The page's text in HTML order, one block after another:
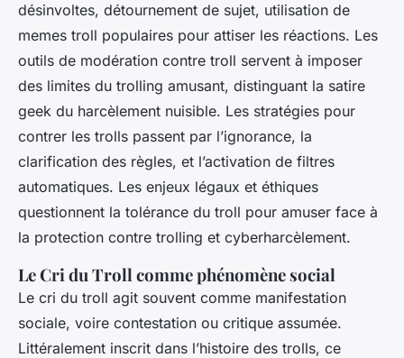
désinvoltes, détournement de sujet, utilisation de
memes troll populaires pour attiser les réactions. Les
outils de modération contre troll servent à imposer
des limites du trolling amusant, distinguant la satire
geek du harcèlement nuisible. Les stratégies pour
contrer les trolls passent par l’ignorance, la
clarification des règles, et l’activation de filtres
automatiques. Les enjeux légaux et éthiques
questionnent la tolérance du troll pour amuser face à
la protection contre trolling et cyberharcèlement.
Le Cri du Troll comme phénomène social
Le cri du troll agit souvent comme manifestation
sociale, voire contestation ou critique assumée.
Littéralement inscrit dans l’histoire des trolls, ce